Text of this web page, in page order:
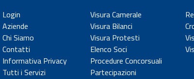
Login
Aziende
Chi Siamo
Contatti
Informativa Privacy
Tutti i Servizi
Visura Camerale
Visura Bilanci
Visura Protesti
Elenco Soci
Procedure Concorsuali
Partecipazioni